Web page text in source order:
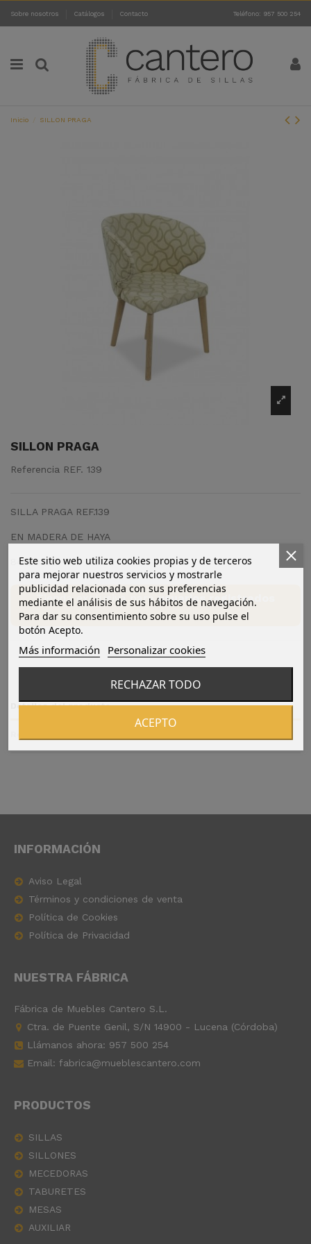
Sobre nosotros Catálogos Contacto Teléfono: 957 500 254
Inicio SILLON PRAGA
SILLON PRAGA
Referencia REF. 139
SILLA PRAGA REF.139
EN MADERA DE HAYA
84X60X59
Tienda exclusiva parausuarios registrados
Detalles del producto
INFORMACIÓN
Aviso Legal
Términos y condiciones de venta
Política de Cookies
Política de Privacidad
NUESTRA FÁBRICA
Fábrica de Muebles Cantero S.L.
Ctra. de Puente Genil, S/N 14900 - Lucena (Córdoba)
Llámanos ahora: 957 500 254
Email: fabrica@mueblescantero.com
PRODUCTOS
SILLAS
SILLONES
MECEDORAS
TABURETES
MESAS
AUXILIAR
Este sitio web utiliza cookies propias y de terceros
para mejorar nuestros servicios y mostrarle
publicidad relacionada con sus preferencias
mediante el análisis de sus hábitos de navegación.
Para dar su consentimiento sobre su uso pulse el
botón Acepto.
Más información Personalizar cookies
RECHAZAR TODO
ACEPTO